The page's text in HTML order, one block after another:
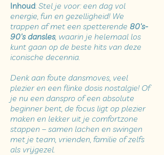
Inhoud: Stel je voor: een dag vol
energie, fun en gezelligheid! We
trappen af met een spetterende 80's-
90's dansles, waarin je helemaal los
kunt gaan op de beste hits van deze
iconische decennia.
Denk aan foute dansmoves, veel
plezier en een flinke dosis nostalgie! Of
je nu een danspro of een absolute
beginner bent, de focus ligt op plezier
maken en lekker uit je comfortzone
stappen – samen lachen en swingen
met je team, vrienden, familie of zelfs
als vrijgezel.